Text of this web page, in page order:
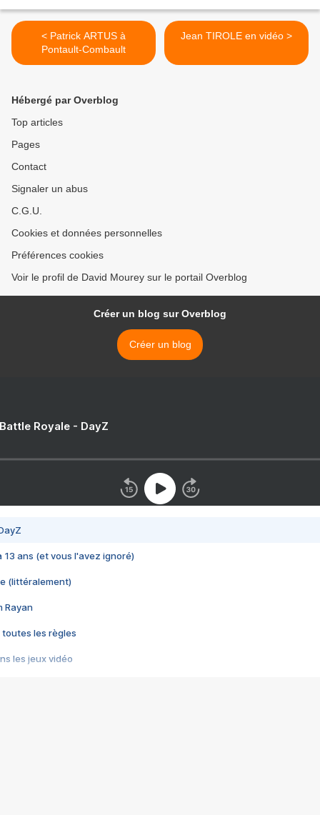
< Patrick ARTUS à
Pontault-Combault
Jean TIROLE en vidéo >
Hébergé par Overblog
Top articles
Pages
Contact
Signaler un abus
C.G.U.
Cookies et données personnelles
Préférences cookies
Voir le profil de David Mourey sur le portail Overblog
Créer un blog sur Overblog
Créer un blog
Royale - DayZ
13 ans (et vous l'avez ignoré)
(littéralement)
Rayan
toutes les règles
les jeux vidéo